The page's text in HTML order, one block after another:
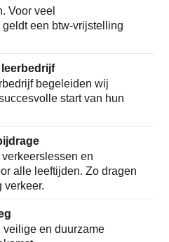
Voor veel
een btw-vrijstelling
begeleiden wij
start van hun
en
alle leeftijden. Zo dragen
verkeer.
en duurzame